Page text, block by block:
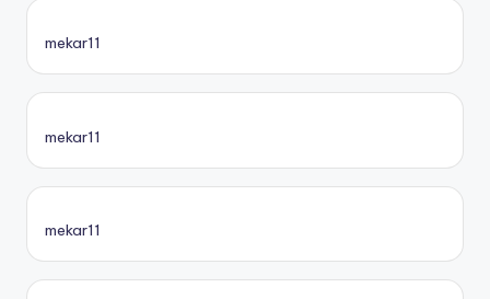
mekar11
mekar11
mekar11